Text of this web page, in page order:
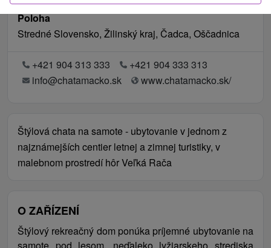
Poloha
Stredné Slovensko, Žilinský kraj, Čadca, Oščadnica
+421 904 313 333
+421 904 333 313
info@chatamacko.sk
www.chatamacko.sk/
Štýlová chata na samote - ubytovanie v jednom z
najznámejších centier letnej a zimnej turistiky, v
malebnom prostredí hôr Veľká Rača
O ZAŘÍZENÍ
Štýlový rekreačný dom ponúka príjemné ubytovanie na